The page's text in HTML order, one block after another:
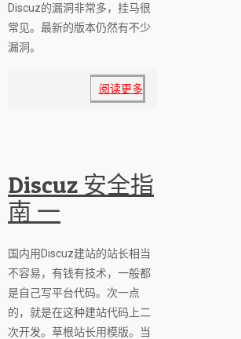
Discuz的漏洞非常多，挂马很
常见。最新的版本仍然有不少
漏洞。
阅读更多
Discuz 安全指
南 一
国内用Discuz建站的站长相当
不容易，有钱有技术，一般都
是自己写平台代码。次一点
的，就是在这种建站代码上二
次开发。草根站长用模版。当